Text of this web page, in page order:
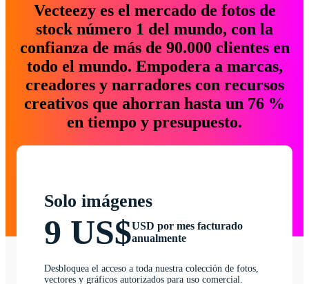
Vecteezy es el mercado de fotos de
stock número 1 del mundo, con la
confianza de más de 90.000 clientes en
todo el mundo. Empodera a marcas,
creadores y narradores con recursos
creativos que ahorran hasta un 76 %
en tiempo y presupuesto.
Solo imágenes
9 US$USD por mes facturado
anualmente
Desbloquea el acceso a toda nuestra colección de fotos,
vectores y gráficos autorizados para uso comercial.